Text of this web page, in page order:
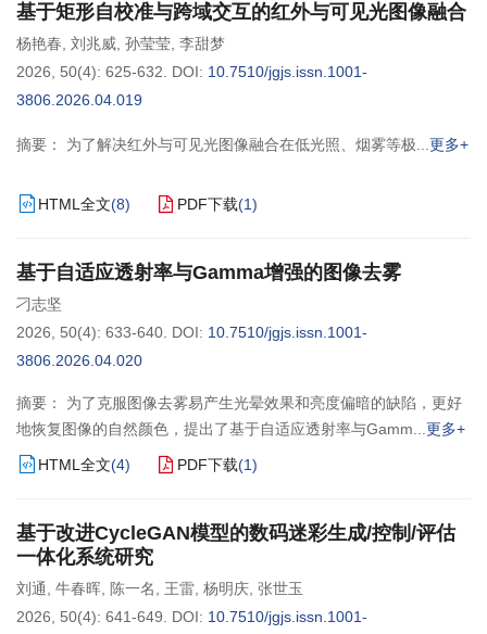
基于矩形自校准与跨域交互的红外与可见光图像融合
杨艳春, 刘兆威, 孙莹莹, 李甜梦
2026, 50(4): 625-632. DOI: 10.7510/jgjs.issn.1001-
3806.2026.04.019
摘要： 为了解决红外与可见光图像融合在低光照、烟雾等极 更多+
HTML全文(8) PDF下载(1)
基于自适应透射率与Gamma增强的图像去雾
刁志坚
2026, 50(4): 633-640. DOI: 10.7510/jgjs.issn.1001-
3806.2026.04.020
摘要： 为了克服图像去雾易产生光晕效果和亮度偏暗的缺陷，更好
地恢复图像的自然颜色，提出了基于自适应透射率与Gamm
更多+
HTML全文(4) PDF下载(1)
基于改进CycleGAN模型的数码迷彩生成/控制/评估
一体化系统研究
刘通, 牛春晖, 陈一名, 王雷, 杨明庆, 张世玉
2026, 50(4): 641-649. DOI: 10.7510/jgjs.issn.1001-